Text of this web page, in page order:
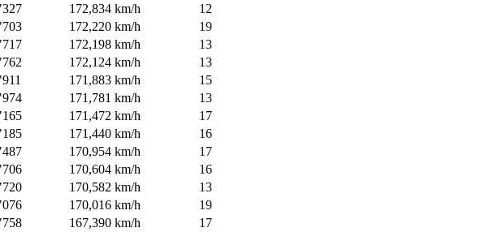
172,834 km/h
12
172,220 km/h
19
172,198 km/h
13
172,124 km/h
13
171,883 km/h
15
171,781 km/h
13
171,472 km/h
17
171,440 km/h
16
170,954 km/h
17
170,604 km/h
16
170,582 km/h
13
170,016 km/h
19
167,390 km/h
17